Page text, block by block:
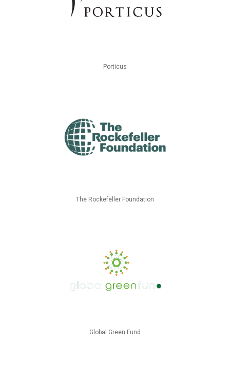
Porticus
The Rockefeller Foundation
Global Green Fund